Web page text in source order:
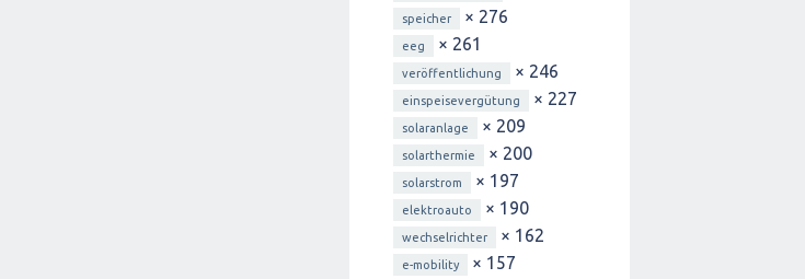
speicher × 276
eeg × 261
veröffentlichung × 246
einspeisevergütung × 227
solaranlage × 209
solarthermie × 200
solarstrom × 197
elektroauto × 190
wechselrichter × 162
e-mobility × 157